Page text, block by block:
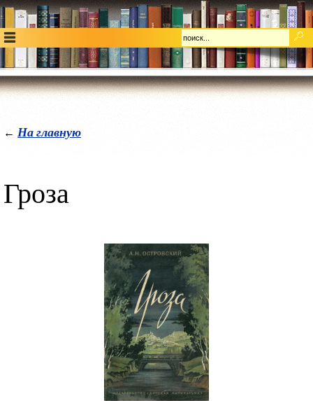
← На главную
Гроза